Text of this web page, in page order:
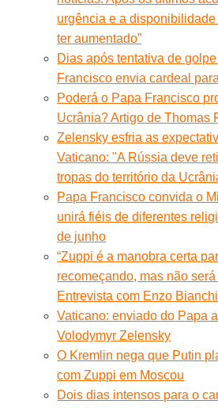
urgência e a
ter aumentado”
Dias após tentativa de
Francisco envia cardeal
Poderá o Papa Francisco
Ucrânia? Artigo de Thomas
Zelensky esfria as
Vaticano: "A Rússia deve
tropas do território da
Papa Francisco convida o
unirá fiéis de diferentes
de junho
“Zuppi é a manobra certa
recomeçando, mas não será
Entrevista com Enzo Bianchi
Vaticano: enviado do Papa
Volodymyr Zelensky
O Kremlin nega que Putin
com Zuppi em Moscou
Dois dias intensos para o